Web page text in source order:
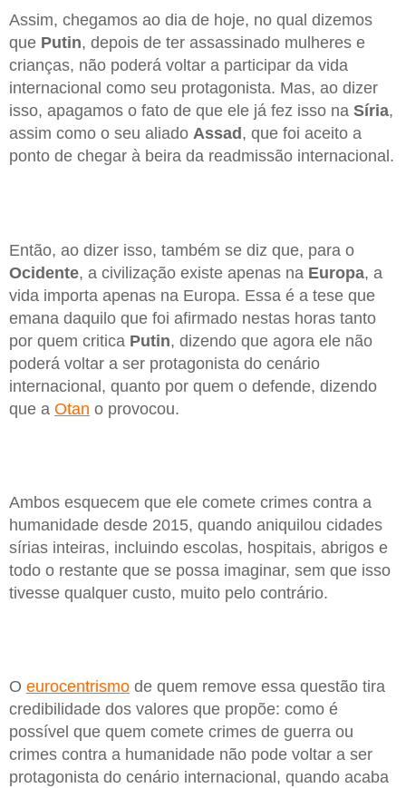
Assim, chegamos ao dia de hoje, no qual dizemos
que Putin, depois de ter assassinado mulheres e
crianças, não poderá voltar a participar da vida
internacional como seu protagonista. Mas, ao dizer
isso, apagamos o fato de que ele já fez isso na Síria,
assim como o seu aliado Assad , que foi aceito a
ponto de chegar à beira da readmissão internacional.
Então, ao dizer isso, também se diz que, para o
Ocidente, a civilização existe apenas na Europa, a
vida importa apenas na Europa. Essa é a tese que
emana daquilo que foi afirmado nestas horas tanto
por quem critica Putin, dizendo que agora ele não
poderá voltar a ser protagonista do cenário
internacional, quanto por quem o defende, dizendo
que a Otan o provocou.
Ambos esquecem que ele comete crimes contra a
humanidade desde 2015, quando aniquilou cidades
sírias inteiras, incluindo escolas, hospitais, abrigos e
todo o restante que se possa imaginar, sem que isso
tivesse qualquer custo, muito pelo contrário.
O eurocentrismo de quem remove essa questão tira
credibilidade dos valores que propõe: como é
possível que quem comete crimes de guerra ou
crimes contra a humanidade não pode voltar a ser
protagonista do cenário internacional, quando acaba